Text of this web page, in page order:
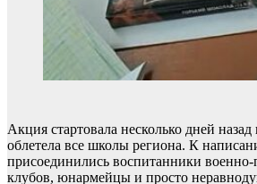
Акция стартовала несколько дней
облетела все школы региона. К
присоединились воспитанники военно-
клубов, юнармейцы и просто